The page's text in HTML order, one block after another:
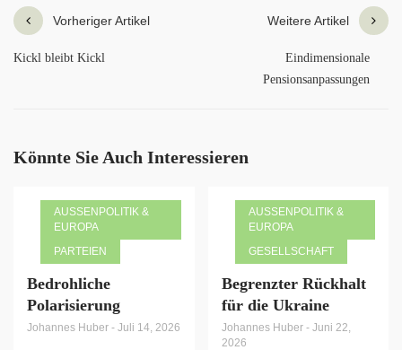
Vorheriger Artikel
Kickl bleibt Kickl
Weitere Artikel
Eindimensionale
Pensionsanpassungen
Könnte Sie Auch Interessieren
AUSSENPOLITIK & E
UROPA
PARTEIEN
Bedrohliche
Polarisierung
Johannes Huber - Juli 14, 2026
AUSSENPOLITIK & E
UROPA
GESELLSCHAFT
Begrenzter Rückhalt
für die Ukraine
Johannes Huber - Juni 22,
2026